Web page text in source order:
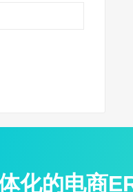
化的电商